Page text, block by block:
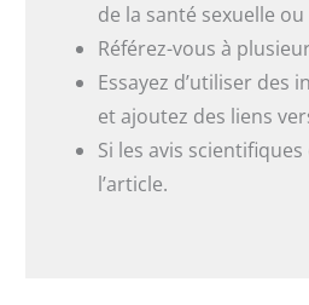
de la santé sexuelle
Référez-vous à
Essayez d’utiliser
et ajoutez des liens
Si les avis
l’article.